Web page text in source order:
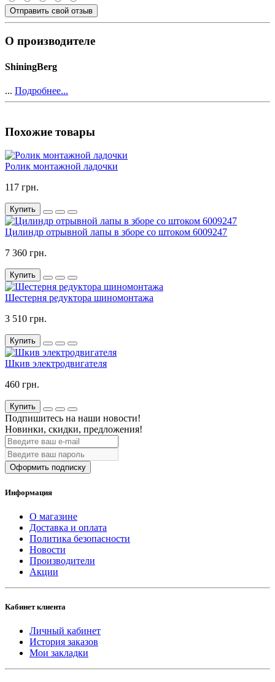
Отправить свой отзыв
О производителе
ShiningBerg
... Подробнее...
Похожие товары
Ролик монтажной ладочки
117 грн.
Купить
Цилиндр отрывной лапы в зборе со штоком 6009247
7 360 грн.
Купить
Шестерня редуктора шиномонтажа
3 510 грн.
Купить
Шкив электродвигателя
460 грн.
Купить
Подпишитесь на наши новости!
Новинки, скидки, предложения!
Оформить подписку
Информация
О магазине
Доставка и оплата
Политика безопасности
Новости
Производители
Акции
Кабинет клиента
Личный кабинет
История заказов
Мои закладки